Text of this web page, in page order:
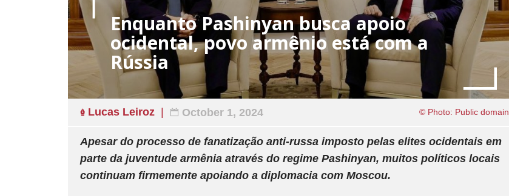
Enquanto Pashinyan busca apoio
ocidental, povo armênio está com a
Rússia
Lucas Leiroz October 1, 2024 © Photo: Public domain
Apesar do processo de fanatização anti-russa imposto pelas elites ocidentais em
parte da juventude armênia através do regime Pashinyan, muitos políticos locais
continuam firmemente apoiando a diplomacia com Moscou.